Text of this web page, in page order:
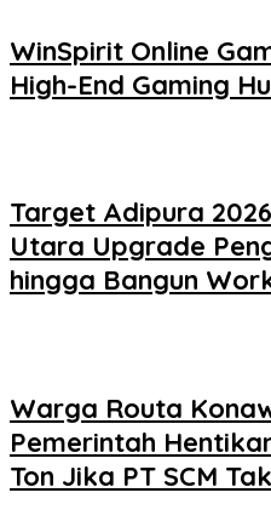
WinSpirit Online
High-End Gaming
Target Adipura
Utara Upgrade
hingga Bangun
Warga Routa
Pemerintah
Ton Jika PT SCM